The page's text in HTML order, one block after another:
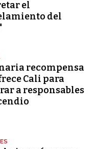
el
del
recompensa
Cali para
a responsables